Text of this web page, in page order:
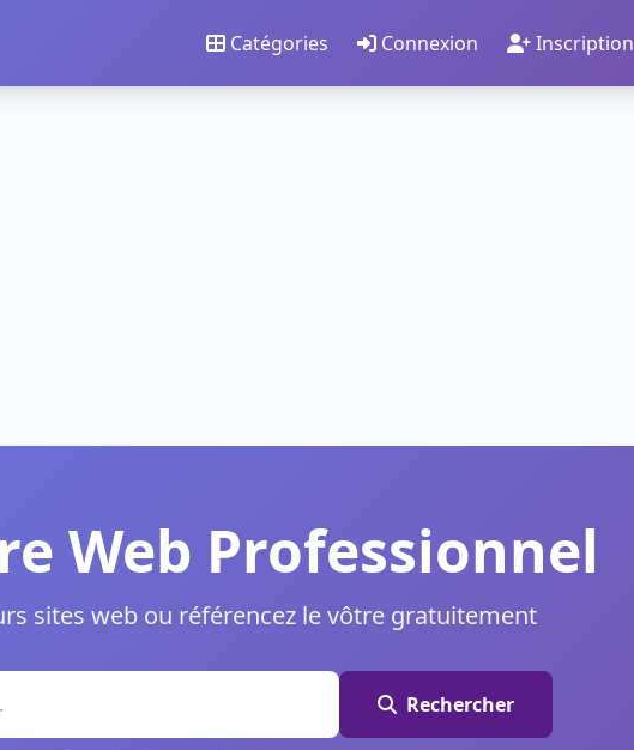
Catégories Connexion Inscription
Web Professionnel
sites web ou référencez le vôtre gratuitement
Rechercher